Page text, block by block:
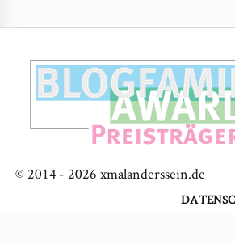
© 2014 - 2026 xmalanderssein.de